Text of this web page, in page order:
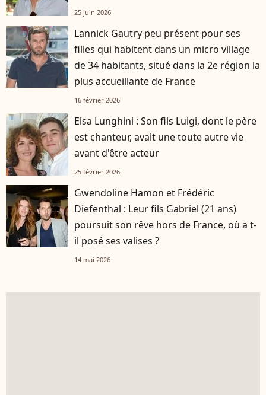
25 juin 2026
Lannick Gautry peu présent pour ses
filles qui habitent dans un micro village
de 34 habitants, situé dans la 2e région la
plus accueillante de France
16 février 2026
Elsa Lunghini : Son fils Luigi, dont le père
est chanteur, avait une toute autre vie
avant d'être acteur
25 février 2026
Gwendoline Hamon et Frédéric
Diefenthal : Leur fils Gabriel (21 ans)
poursuit son rêve hors de France, où a t-
il posé ses valises ?
14 mai 2026